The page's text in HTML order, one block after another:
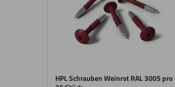
HPL Schrauben Weinrot RAL 3005 pro